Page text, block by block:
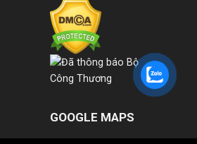
GOOGLE MAPS